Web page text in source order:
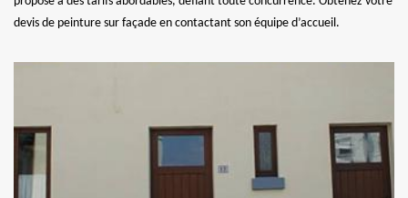
devis de peinture sur façade en contactant son équipe d’accueil.